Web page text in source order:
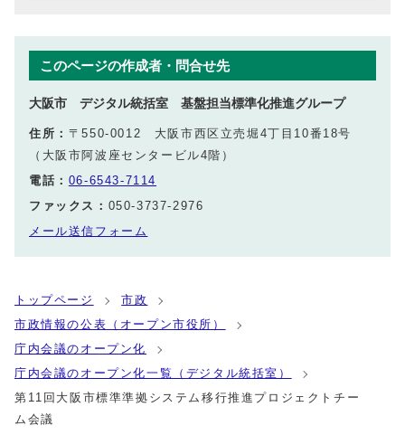
このページの作成者・問合せ先
大阪市 デジタル統括室 基盤担当標準化推進グループ
住所： 〒550-0012 大阪市西区立売堀4丁目10番18号
（大阪市阿波座センタービル4階）
電話： 06-6543-7114
ファックス： 050-3737-2976
メール送信フォーム
トップページ
市政
市政情報の公表（オープン市役所）
庁内会議のオープン化
庁内会議のオープン化一覧（デジタル統括室）
第11回大阪市標準準拠システム移行推進プロジェクトチー
ム会議